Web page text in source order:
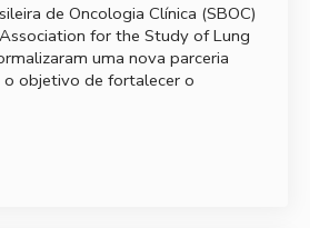
de Oncologia Clínica (SBOC)
for the Study of Lung
uma nova parceria
objetivo de fortalecer o